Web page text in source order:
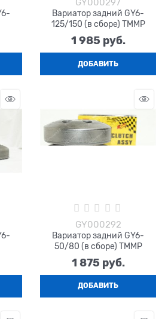
GY000297
Вариатор задний GY6-
125/150 (в сборе) TMMP
1 985 руб.
ДОБАВИТЬ
GY000292
Вариатор задний GY6-
50/80 (в сборе) TMMP
1 875 руб.
ДОБАВИТЬ